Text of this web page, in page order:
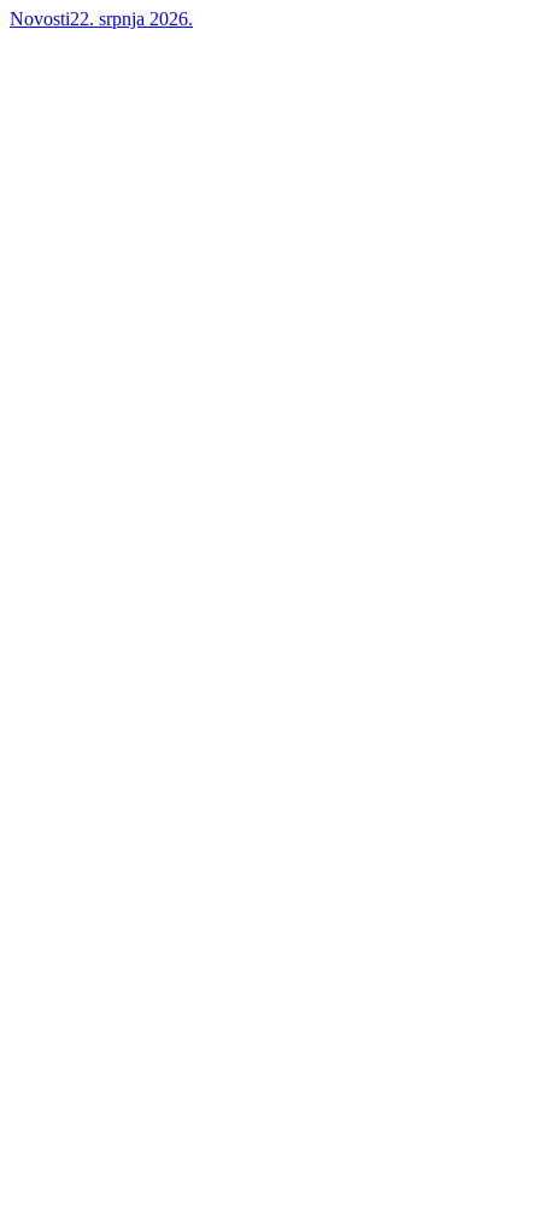
Novosti22. srpnja 2026.